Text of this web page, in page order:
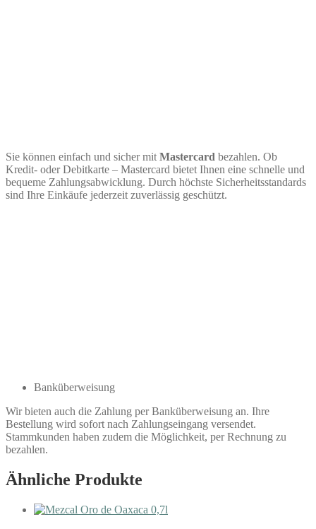
Sie können einfach und sicher mit Mastercard bezahlen. Ob
Kredit- oder Debitkarte – Mastercard bietet Ihnen eine schnelle und
bequeme Zahlungsabwicklung. Durch höchste Sicherheitsstandards
sind Ihre Einkäufe jederzeit zuverlässig geschützt.
Banküberweisung
Wir bieten auch die Zahlung per Banküberweisung an. Ihre
Bestellung wird sofort nach Zahlungseingang versendet.
Stammkunden haben zudem die Möglichkeit, per Rechnung zu
bezahlen.
Ähnliche Produkte